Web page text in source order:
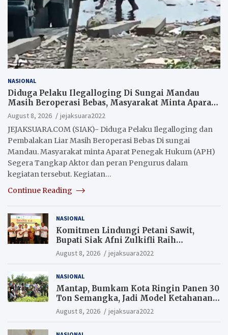
NASIONAL
Diduga Pelaku Ilegalloging Di Sungai Mandau
Masih Beroperasi Bebas, Masyarakat Minta Aparat
Penegak Hukum Segera Tangkap Aktor Dan
Pengurus.
August 8, 2026
jejaksuara2022
JEJAKSUARA.COM (SIAK)- Diduga Pelaku Ilegalloging dan
Pembalakan Liar Masih Beroperasi Bebas Di sungai
Mandau. Masyarakat minta Aparat Penegak Hukum (APH)
Segera Tangkap Aktor dan peran Pengurus dalam
kegiatan tersebut. Kegiatan…
Continue Reading
NASIONAL
Komitmen Lindungi Petani Sawit,
Bupati Siak Afni Zulkifli Raih
Penghargaan SIEXPO 2026
August 8, 2026 jejaksuara2022
NASIONAL
Mantap, Bumkam Kota Ringin Panen 30
Ton Semangka, Jadi Model Ketahanan
Pangan Siak.
August 8, 2026 jejaksuara2022